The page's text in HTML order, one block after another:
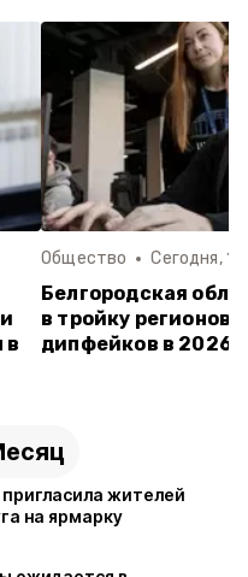
в
Общество Сегодня,
Белгородская
в тройку регионов
дипфейков в 2026
пригласила жителей
на ярмарку